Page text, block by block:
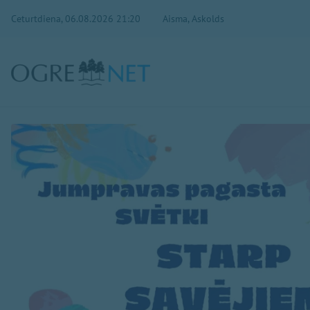
Ceturtdiena, 06.08.2026 21:20 Aisma, Askolds